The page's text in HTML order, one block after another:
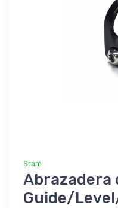
Sram
Abrazadera
Guide/